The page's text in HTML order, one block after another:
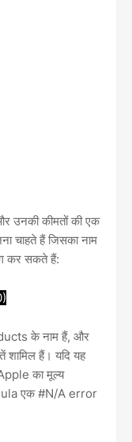
उनकी कीमतों की एक
चाहते हैं जिसका नाम
कर सकते हैं:
के नाम हैं, और
हैं। यदि यह
का मूल्य
एक #N/A error